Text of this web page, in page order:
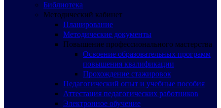
Библиотека
Методический кабинет
Планирование
Методические документы
Повышение профессионального мастерства
Освоение образовательных программ
повышения квалификации
Прохождение стажировок
Педагогический опыт и учебные пособия
Аттестация педагогических работников
Электронное обучение